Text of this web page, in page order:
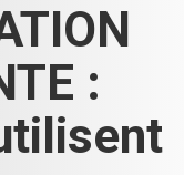
: